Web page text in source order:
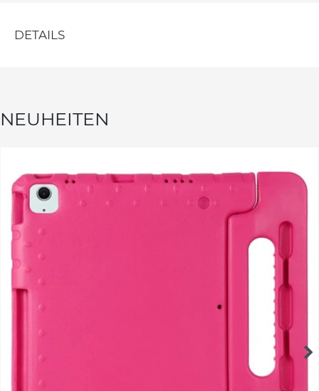
DETAILS
NEUHEITEN